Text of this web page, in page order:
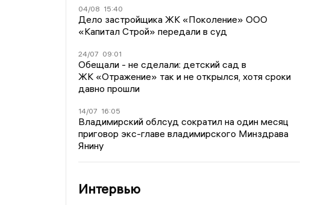
04/08 15:40
Дело застройщика ЖК «Поколение» ООО
«Капитал Строй» передали в суд
24/07 09:01
Обещали - не сделали: детский сад в
ЖК «Отражение» так и не открылся, хотя сроки
давно прошли
14/07 16:05
Владимирский облсуд сократил на один месяц
приговор экс-главе владимирского Минздрава
Янину
Интервью